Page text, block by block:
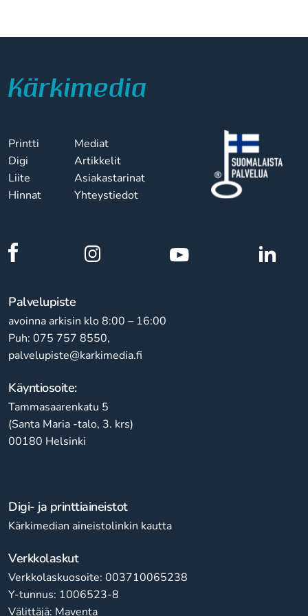
Printti
Digi
Liite
Hinnat
Mediat
Artikkelit
Asiakastarinat
Yhteystiedot
Palvelupiste
avoinna arkisin klo 8:00 – 16:00
Puh: 075 757 8550,
palvelupiste@karkimedia.fi
Käyntiosoite:
Tammasaarenkatu 5
(Santa Maria -talo, 3. krs)
00180 Helsinki
Digi- ja printtiaineistot
Kärkimedian aineistolinkin kautta
Verkkolaskut
Verkkolaskuosoite: 003710065238
Y-tunnus: 1006523-8
Välittäjä: Maventa